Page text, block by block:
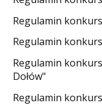
PATRONATY
WYWIADY
RECENZJE
DO CZYTANIA
Regulamin
Regulamin
Regulamin
Dołów"
Regulamin